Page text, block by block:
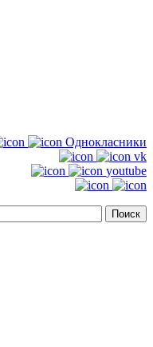
Однокласники
vk
youtube